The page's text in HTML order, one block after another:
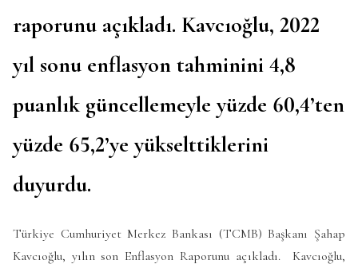
raporunu açıkladı. Kavcıoğlu, 2022
yıl sonu enflasyon tahminini 4,8
puanlık güncellemeyle yüzde 60,4’ten
yüzde 65,2’ye yükselttiklerini
duyurdu.
Türkiye Cumhuriyet Merkez Bankası (TCMB) Başkanı Şahap
Kavcıoğlu, yılın son Enflasyon Raporunu açıkladı. Kavcıoğlu,